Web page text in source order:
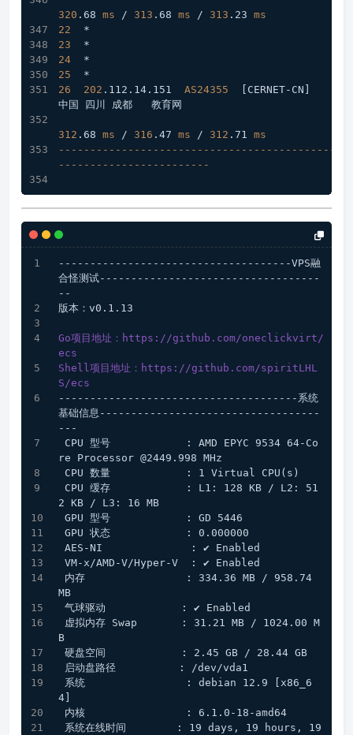
320 .68 ms / 313 .68 ms / 313 .23 ms
22
  *
23
  *
24
  *
25
  *
26
202 .112 .14 .151 AS24355
[CERNET-CN]
中国 四川 成都   教育网
312 .68 ms / 316 .47 ms / 312 .71
ms
----------------------------------------------
------------------------
-------------------------------------VPS融
合怪测试-----------------------------------
--
版本：v0.1.13
Go项目地址：https://github.com/oneclickvirt/
ecs
Shell项目地址：https://github.com/spiritLHL
S/ecs
--------------------------------------系统
基础信息-----------------------------------
---
re Processor @2449.998 MHz
CPU 数量            : 1 Virtual CPU(s)
2 KB / L3: 16 MB
GPU 型号            : GD 5446
GPU 状态            : 0.000000
AES-NI              : ✔️ Enabled
VM-x/AMD-V/Hyper-V  : ✔️ Enabled
MB
气球驱动            : ✔️ Enabled
B
硬盘空间            : 2.45 GB / 28.44 GB
启动盘路径          : /dev/vda1
4]
内核                : 6.1.0-18-amd64